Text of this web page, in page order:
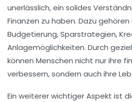
unerlässlich, ein solides
Finanzen zu haben. Dazu
Budgetierung, Sparstrategien,
Anlagemöglichkeiten. Durch
können Menschen nicht nur ihre
verbessern, sondern auch ihre
Ein weiterer wichtiger Aspekt ist